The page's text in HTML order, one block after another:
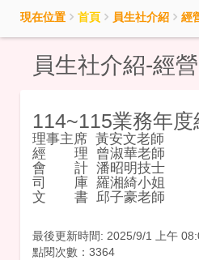
現在位置 首頁 員生社介紹 經
員生社介紹-經
114~115業務年度
理事主席 黃安文老師
經 理 曾淑華老師
會 計 潘昭明技士
司 庫 羅湘綺小姐
文 書 邱子豪老師
最後更新時間: 2025/9/1 上午
點閱次數：3364